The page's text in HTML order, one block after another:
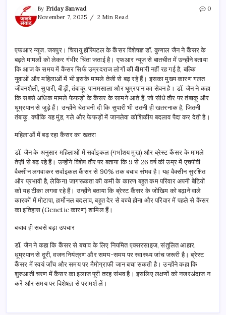
By Friday Sanwad
November 7, 2025
2 Min Read
0
एफआर न्यूज. जयपुर। चिरायु हॉस्पिटल के कैंसर विशेषज्ञ डॉ. कुणाल जैन ने कैंसर के
बढ़ते मामलों को लेकर गंभीर चिंता जताई है। एफआर न्यूज से बातचीत में उन्होंने बताया
कि आज के समय में कैंसर सिर्फ उम्रदराज लोगों की बीमारी नहीं रह गई है, बल्कि
युवाओं और महिलाओं में भी इसके मामले तेजी से बढ़ रहे हैं। इसका मुख्य कारण गलत
जीवनशैली, सुपारी, बीड़ी, तंबाकू, पानमसाला और धूम्रपान का सेवन है। डॉ. जैन ने कहा
कि सबसे अधिक मामले फेफड़ों के कैंसर के सामने आते हैं, जो सीधे तौर पर तंबाकू और
धूम्रपान से जुड़े हैं। उन्होंने चेतावनी दी कि सुपारी भी उतनी ही खतरनाक है, जितनी
तंबाकू, क्योंकि यह मुंह, गले और फेफड़ों में जानलेवा कोशिकीय बदलाव पैदा कर देती है।
महिलाओं में बढ़ रहा कैंसर का खतरा
डॉ. जैन के अनुसार महिलाओं में सर्वाइकल (गर्भाशय मुख) और ब्रेस्ट कैंसर के मामले
तेज़ी से बढ़ रहे हैं। उन्होंने विशेष तौर पर बताया कि 9 से 26 वर्ष की उम्र में एचपीवी
वैक्सीन लगवाकर सर्वाइकल कैंसर से 90% तक बचाव संभव है। यह वैक्सीन सुरक्षित
और प्रभावी है, लेकिन1 जागरूकता की कमी के कारण बहुत कम परिवार अपनी बेटियों
को यह टीका लगवा रहे हैं। उन्होंने बताया कि ब्रेस्ट कैंसर के जोखिम को बढ़ाने वाले
कारकों में मोटापा, हार्मोनल बदलाव, बहुत देर से बच्चे होना और परिवार में पहले से कैंसर
का इतिहास (Genetic कारण) शामिल हैं।
बचाव ही सबसे बड़ा उपचार
डॉ. जैन ने कहा कि कैंसर से बचाव के लिए नियमित एक्सरसाइज, संतुलित आहार,
धूम्रपान से दूरी, वजन नियंत्रण और समय-समय पर स्वास्थ्य जांच जरूरी है। ब्रेस्ट
कैंसर में स्वयं जाँच और समय पर मैमोग्राफी जान बचा सकती है। उन्होंने कहा कि
शुरुआती चरण में कैंसर का इलाज पूरी तरह संभव है। इसलिए लक्षणों को नजरअंदाज न
करें और समय पर विशेषज्ञ से परामर्श लें।